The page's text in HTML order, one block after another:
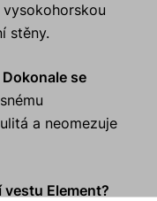
stěny.
Dokonale se
a neomezuje
Element?